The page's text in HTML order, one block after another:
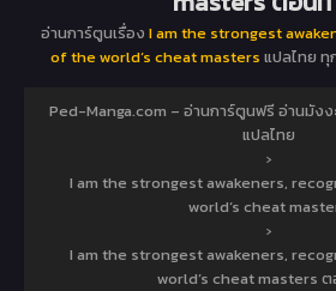
อ่านการ์ตูนเรื่อง I am the strongest
of the world‘s cheat masters แปลไทย
Ped-Manga.com – อ่านการ์ตูนฟรี อ่านมัง
แปลไทย
›
I am the strongest awakeners,
world‘s cheat
›
I am the strongest awakeners,
world‘s cheat masters